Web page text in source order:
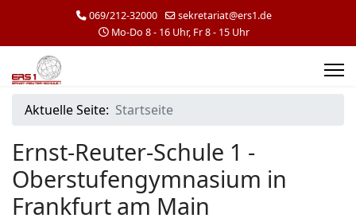
069/212-32000
sekretariat@ers1.de
Mo-Do 8 - 16 Uhr, Fr 8 - 15 Uhr
Aktuelle Seite: Startseite
Ernst-Reuter-Schule 1 -
Oberstufengymnasium in
Frankfurt am Main